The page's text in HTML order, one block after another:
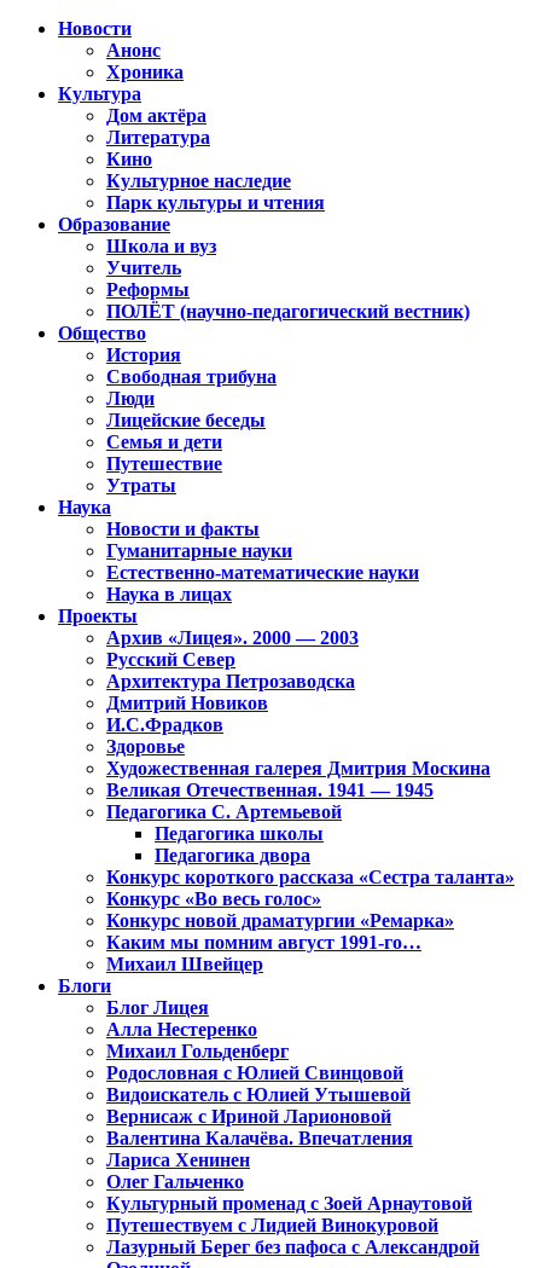
Новости
Анонс
Хроника
Культура
Дом актёра
Литература
Кино
Культурное наследие
Парк культуры и чтения
Образование
Школа и вуз
Учитель
Реформы
ПОЛЁТ (научно-педагогический вестник)
Общество
История
Свободная трибуна
Люди
Лицейские беседы
Семья и дети
Путешествие
Утраты
Наука
Новости и факты
Гуманитарные науки
Естественно-математические науки
Наука в лицах
Проекты
Архив «Лицея». 2000 — 2003
Русский Север
Архитектура Петрозаводска
Дмитрий Новиков
И.С.Фрадков
Здоровье
Художественная галерея Дмитрия Москина
Великая Отечественная. 1941 — 1945
Педагогика С. Артемьевой
Педагогика школы
Педагогика двора
Конкурс короткого рассказа «Сестра таланта»
Конкурс «Во весь голос»
Конкурс новой драматургии «Ремарка»
Каким мы помним август 1991-го…
Михаил Швейцер
Блоги
Блог Лицея
Алла Нестеренко
Михаил Гольденберг
Родословная с Юлией Свинцовой
Видоискатель с Юлией Утышевой
Вернисаж с Ириной Ларионовой
Валентина Калачёва. Впечатления
Лариса Хенинен
Олег Гальченко
Культурный променад с Зоей Арнаутовой
Путешествуем с Лидией Винокуровой
Лазурный Берег без пафоса с Александрой